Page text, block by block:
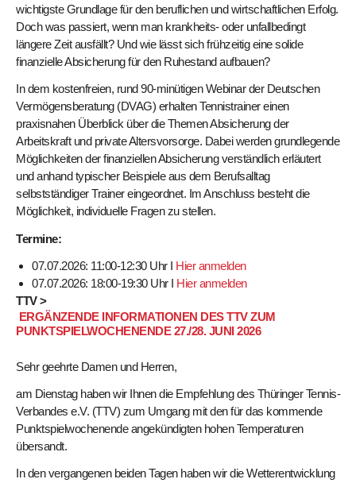
wichtigste Grundlage für den beruflichen und wirtschaftlichen Erfolg.
Doch was passiert, wenn man krankheits- oder unfallbedingt
längere Zeit ausfällt? Und wie lässt sich frühzeitig eine solide
finanzielle Absicherung für den Ruhestand aufbauen?
In dem kostenfreien, rund 90-minütigen Webinar der Deutschen
Vermögensberatung (DVAG) erhalten Tennistrainer einen
praxisnahen Überblick über die Themen Absicherung der
Arbeitskraft und private Altersvorsorge. Dabei werden grundlegende
Möglichkeiten der finanziellen Absicherung verständlich erläutert
und anhand typischer Beispiele aus dem Berufsalltag
selbstständiger Trainer eingeordnet. Im Anschluss besteht die
Möglichkeit, individuelle Fragen zu stellen.
Termine:
07.07.2026: 11:00-12:30 Uhr I Hier anmelden
07.07.2026: 18:00-19:30 Uhr I Hier anmelden
TTV >
ERGÄNZENDE INFORMATIONEN DES TTV ZUM
PUNKTSPIELWOCHENENDE 27./28. JUNI 2026
Sehr geehrte Damen und Herren,
am Dienstag haben wir Ihnen die Empfehlung des Thüringer Tennis-
Verbandes e.V. (TTV) zum Umgang mit den für das kommende
Punktspielwochenende angekündigten hohen Temperaturen
übersandt.
In den vergangenen beiden Tagen haben wir die Wetterentwicklung